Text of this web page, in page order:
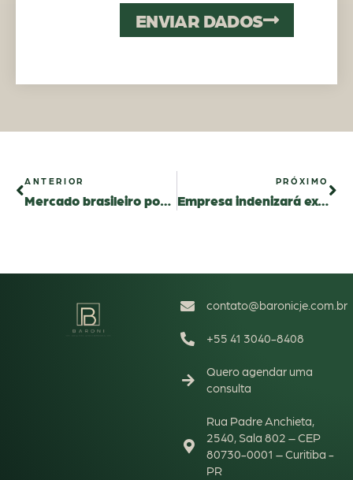
ENVIAR DADOS
ANTERIOR
Mercado brasileiro pode ser impedido de usar nomes como brie e feta em queijos
PRÓXIMO
Empresa indenizará ex-funcionário por usar sua imagem em vídeo de treinamento
contato@baronicje.com.br
+55 41 3040-8408
Quero agendar uma
consulta
Rua Padre Anchieta,
2540, Sala 802 – CEP
80730-0001 – Curitiba -
PR